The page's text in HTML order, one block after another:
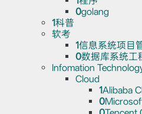
0golang
1科普
软考
1信息系统项目
0数据库系统工
Infomation
Cloud
1Alibaba
0